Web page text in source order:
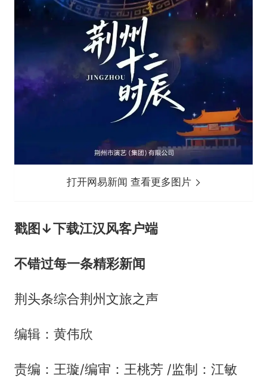
打开网易新闻 查看更多图片
戳图↓下载江汉风客户端
不错过每一条精彩新闻
荆头条综合荆州文旅之声
编辑：黄伟欣
责编：王璇/编审：王桃芳 /监制：江敏